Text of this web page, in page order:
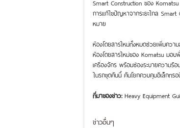
การแก้ไขปัญหาจากระยะไกล Smart
หมาย
ห้องโดยสารใหม่ทั้งหมดช่วยเพิ่มควา
ห้องโดยสารใหม่ของ Komatsu มอ
เครื่องจักร พร้อมช่องระบายความร้
ในรถขุดคันนี้ คันโยกควบคุมอิเล็กทร
ที่มาของข่าว: Heavy Equipment
ข่าวอื่นๆ